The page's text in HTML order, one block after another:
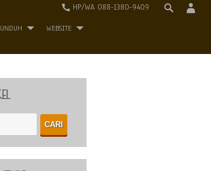
HP/WA 088-1380-9409
WEBSITE